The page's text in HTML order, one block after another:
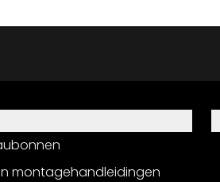
montagehandleidingen